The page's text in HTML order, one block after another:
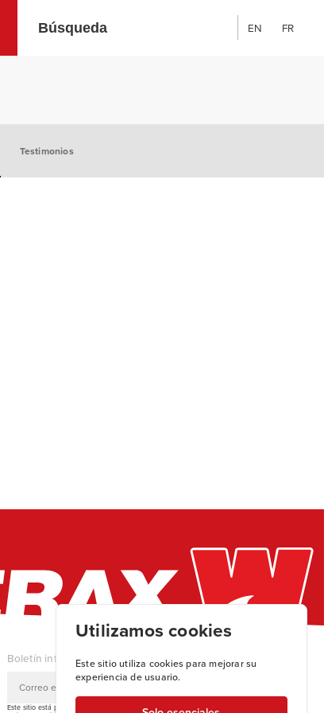
Búsqueda: EN FR
Testimonios
Boletín informativo
Este sitio está protegido por reCAPTCHA y se
Utilizamos cookies
Este sitio utiliza cookies para mejorar su
experiencia de usuario.